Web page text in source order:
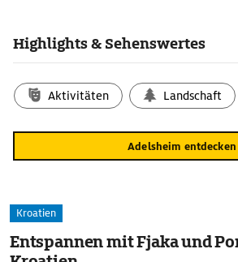
In Adelsheim-Sennfeld ist in der
1834-36, das Heimatmuseum
Besonderes, da die meisten Synagogen
Bevölkerung heute als Wohn- oder
Highlights & Sehenswertes
Aktivitäten Landschaft
Adelsheim entdecken
Kroatien
Entspannen mit Fjaka und